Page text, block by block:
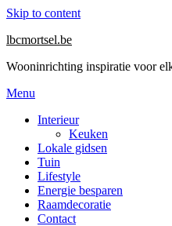
Skip to content
lbcmortsel.be
Wooninrichting inspiratie voor
Menu
Interieur
Keuken
Lokale gidsen
Tuin
Lifestyle
Energie besparen
Raamdecoratie
Contact